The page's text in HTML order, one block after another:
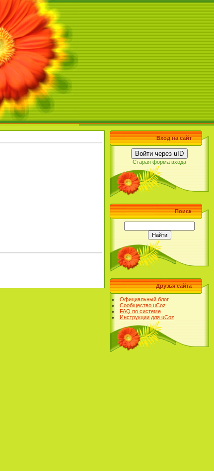
Вход на сайт
Войти через uID
Старая форма входа
Поиск
Друзья сайта
Официальный блог
Сообщество uCoz
FAQ по системе
Инструкции для uCoz